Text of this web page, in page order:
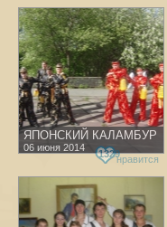
ЯПОНСКИЙ КАЛАМБУР
06 июня 2014
1329нравится